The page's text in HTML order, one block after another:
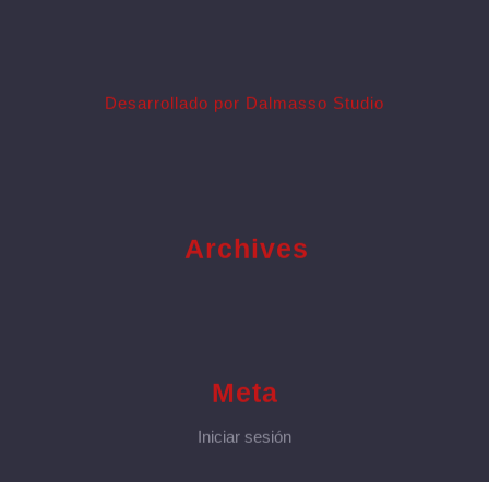
Desarrollado por Dalmasso Studio
Archives
Meta
Iniciar sesión